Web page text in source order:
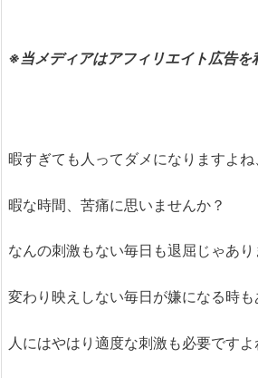
※当メディアはアフィリエイト広告を
暇すぎても人ってダメになりますよね
暇な時間、苦痛に思いませんか？
なんの刺激もない毎日も退屈じゃあり
変わり映えしない毎日が嫌になる時も
人にはやはり適度な刺激も必要ですよ